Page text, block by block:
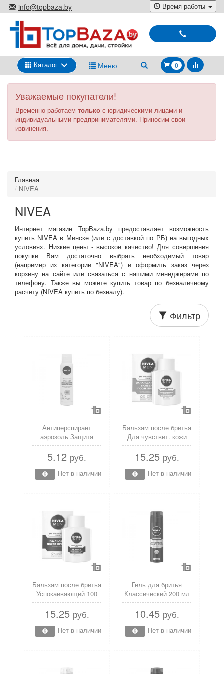
Перейти
к
основному
содержанию
Время работы
info@topbaza.by
г.Минск, ул. Радиальная, 40,
каб. 707-5
Выбирай
ипокупай
Каталог Меню 0
Уважаемые покупатели!
Временно работаем только с юридическими лицами и
индивидуальными предпринимателями. Приносим свои
извинения.
Главная
NIVEA
NIVEA
Интернет магазин TopBaza.by предоставляет возможность
купить NIVEA в Минске (или с доставкой по РБ) на выгодных
условиях. Низкие цены - высокое качество! Для совершения
покупки Вам достаточно выбрать необходимый товар
(например из категории "NIVEA") и оформить заказ через
корзину на сайте или связаться с нашими менеджерами по
телефону. Также вы можете купить товар по безналичному
расчету (NIVEA купить по безналу).
Фильтр
Антиперспирант
аэрозоль Защита
Анти Стресс 150 мл
Nivea
5.12 руб.
Нет в наличии
Бальзам после бритья
Для чувствит. кожи
100 мл Nivea
15.25 руб.
Нет в наличии
Бальзам после бритья
Успокаивающий 100
мл Nivea
15.25 руб.
Нет в наличии
Гель для бритья
Классический 200 мл
Nivea
10.45 руб.
Нет в наличии